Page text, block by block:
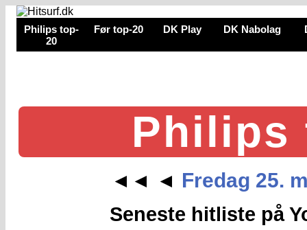
Philips top-
20
Før top-20 DK Play DK Nabolag
Philips
◄◄ ◄ Fredag 25.
Seneste hitliste på